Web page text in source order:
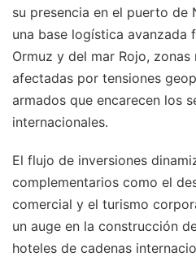
su presencia en el puerto de
una base logística avanzada
Ormuz y del mar Rojo,
afectadas por tensiones
armados que encarecen los
internacionales.
El flujo de inversiones
complementarios como el
comercial y el turismo
un auge en la construcción
hoteles de cadenas